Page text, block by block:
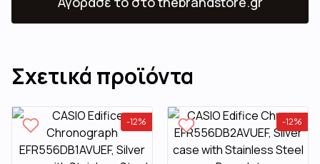
Σχετικά προϊόντα
-12% -12%